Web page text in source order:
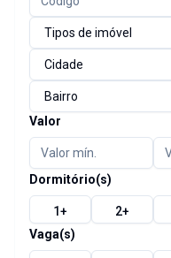
Tipos de imóvel
Cidade
Bairro
Valor
Dormitório(s)
1+ 2+
Vaga(s)